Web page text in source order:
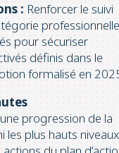
: Renforcer le suivi
professionnelle
pour sécuriser
définis dans le
formalisé en
progression de la
les plus hauts niveaux